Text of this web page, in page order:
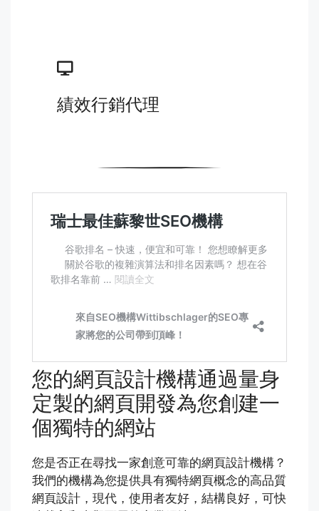
績效行銷代理
您的網頁設計機構通過量身
定製的網頁開發為您創建一
個獨特的網站
您是否正在尋找一家創意可靠的網頁設計機構？
我們的機構為您提供具有獨特網頁概念的高品質
網頁設計，現代，使用者友好，結構良好，可快